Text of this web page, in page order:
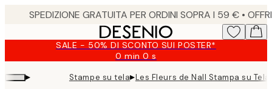
SALE - 50% DI SCONTO SUI POSTER*
0 min0 s
Valido
fino
a:
▸ Stampe su tela▸Les Fleurs de Nall Stampa su Tela